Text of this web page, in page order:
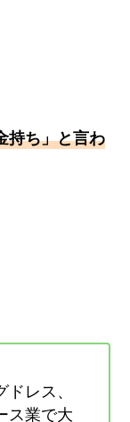
持ち」と言わ
レス、
ス業で大